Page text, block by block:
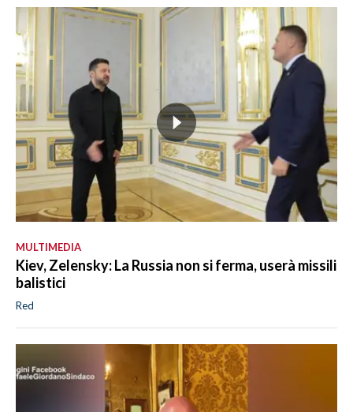
MULTIMEDIA
Kiev, Zelensky: La Russia non si ferma, userà missili
balistici
Red